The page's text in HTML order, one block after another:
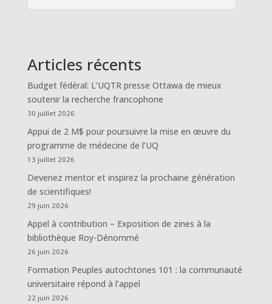
Articles récents
Budget fédéral: L’UQTR presse Ottawa de mieux
soutenir la recherche francophone
30 juillet 2026
Appui de 2 M$ pour poursuivre la mise en œuvre du
programme de médecine de l’UQ
13 juillet 2026
Devenez mentor et inspirez la prochaine génération
de scientifiques!
29 juin 2026
Appel à contribution – Exposition de zines à la
bibliothèque Roy-Dénommé
26 juin 2026
Formation Peuples autochtones 101 : la communauté
universitaire répond à l’appel
22 juin 2026